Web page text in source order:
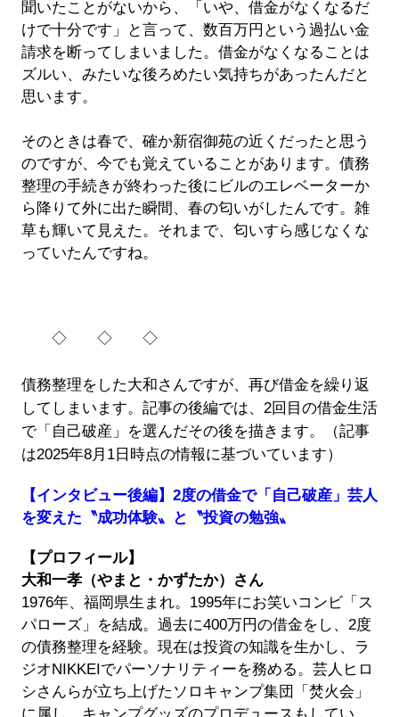
聞いたことがないから、「いや、借金がなくなるだ
けで十分です」と言って、数百万円という過払い金
請求を断ってしまいました。借金がなくなることは
ズルい、みたいな後ろめたい気持ちがあったんだと
思います。
そのときは春で、確か新宿御苑の近くだったと思う
のですが、今でも覚えていることがあります。債務
整理の手続きが終わった後にビルのエレベーターか
ら降りて外に出た瞬間、春の匂いがしたんです。雑
草も輝いて見えた。それまで、匂いすら感じなくな
っていたんですね。
◇ ◇ ◇
債務整理をした大和さんですが、再び借金を繰り返
してしまいます。記事の後編では、2回目の借金生活
で「自己破産」を選んだその後を描きます。（記事
は2025年8月1日時点の情報に基づいています）
【インタビュー後編】2度の借金で「自己破産」芸人
を変えた〝成功体験〟と〝投資の勉強〟
【プロフィール】
大和一孝（やまと・かずたか）さん
1976年、福岡県生まれ。1995年にお笑いコンビ「ス
パローズ」を結成。過去に400万円の借金をし、2度
の債務整理を経験。現在は投資の知識を生かし、ラ
ジオNIKKEIでパーソナリティーを務める。芸人ヒロ
シさんらが立ち上げたソロキャンプ集団「焚火会」